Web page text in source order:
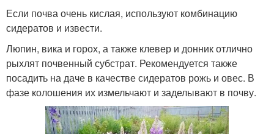
Если почва очень кислая, используют комбинацию
сидератов и извести.
Люпин, вика и горох, а также клевер и донник отлично
рыхлят почвенный субстрат. Рекомендуется также
посадить на даче в качестве сидератов рожь и овес. В
фазе колошения их измельчают и заделывают в почву.